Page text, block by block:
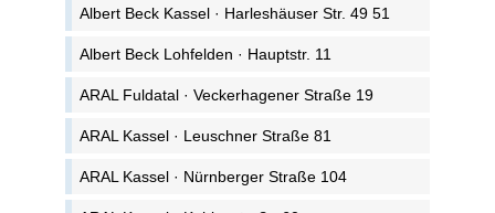
Albert Beck Kassel · Harleshäuser Str. 49 51
Albert Beck Lohfelden · Hauptstr. 11
ARAL Fuldatal · Veckerhagener Straße 19
ARAL Kassel · Leuschner Straße 81
ARAL Kassel · Nürnberger Straße 104